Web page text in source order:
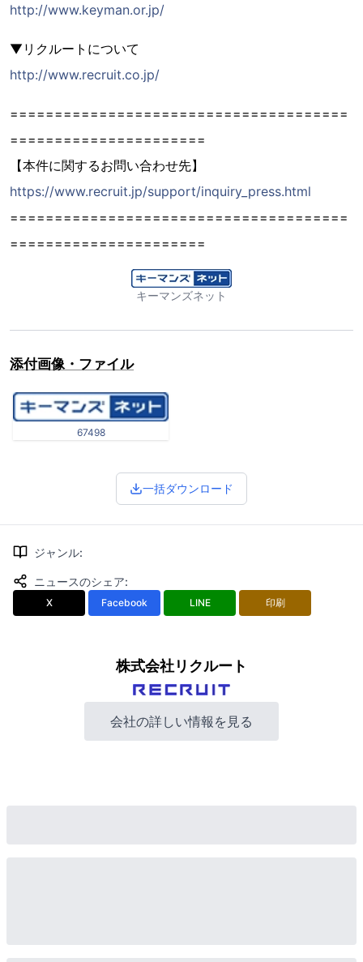
http://www.keyman.or.jp/
▼リクルートについて
http://www.recruit.co.jp/
======================================
======================
【本件に関するお問い合わせ先】
https://www.recruit.jp/support/inquiry_press.html
======================================
======================
キーマンズネット
添付画像・ファイル
67498
一括ダウンロード
ジャンル:
ニュースのシェア:
X Facebook LINE 印刷
株式会社リクルート
会社の詳しい情報を見る